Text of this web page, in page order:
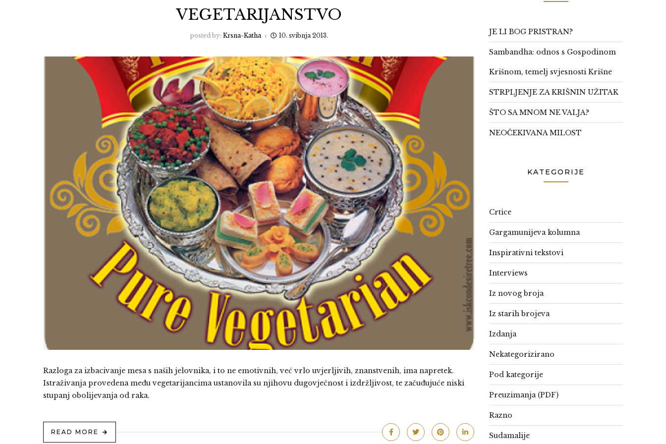
VEGETARIJANSTVO
posted by: Krsna-Katha 10. svibnja 2013.
Razloga za izbacivanje mesa s naših jelovnika, i to ne emotivnih, već vrlo uvjerljivih, znanstvenih, ima napretek.
Istraživanja provedena među vegetarijancima ustanovila su njihovu dugovječnost i izdržljivost, te začuđujuće niski
stupanj obolijevanja od raka.
READ MORE
JE LI BOG PRISTRAN?
Sambandha: odnos s Gospodinom
Krišnom, temelj svjesnosti Krišne
STRPLJENJE ZA KRIŠNIN UŽITAK
ŠTO SA MNOM NE VALJA?
NEOČEKIVANA MILOST
KATEGORIJE
Crtice
Gargamunijeva kolumna
Inspirativni tekstovi
Interviews
Iz novog broja
Iz starih brojeva
Izdanja
Nekategorizirano
Pod kategorije
Preuzimanja (PDF)
Razno
Sudamalije